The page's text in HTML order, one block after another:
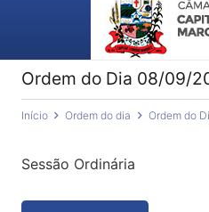
Ordem do Dia 08/09/
Início Ordem do dia Ordem do
Sessão Ordinária